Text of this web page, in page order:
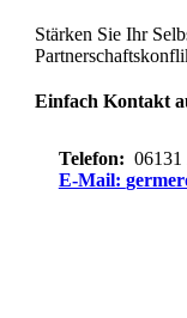
Stärken Sie Ihr
Einfach Kontakt
Telefon: 06131
E-Mail: